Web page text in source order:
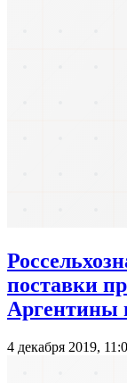
поставки
Аргентины
4 декабря 2019,